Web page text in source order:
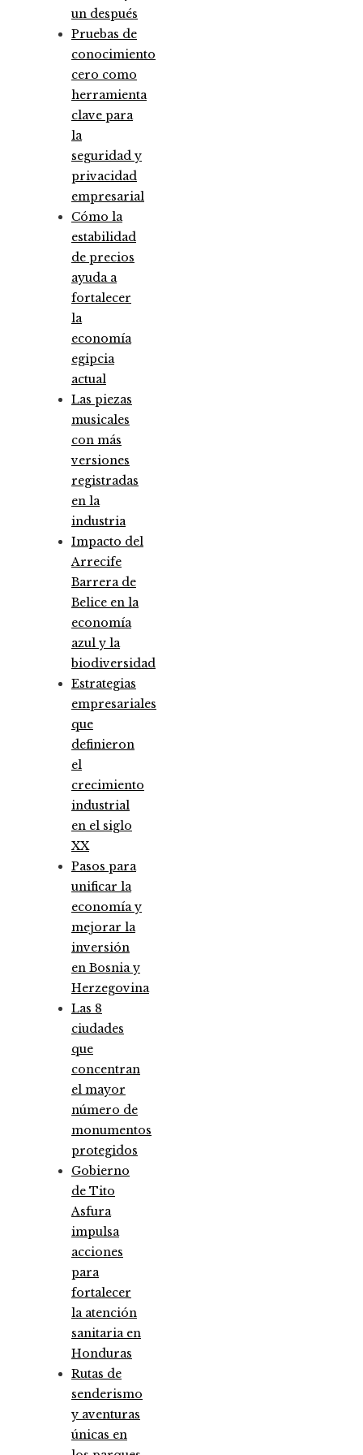
un después
Pruebas de
conocimiento
cero como
herramienta
clave para
la
seguridad y
privacidad
empresarial
Cómo la
estabilidad
de precios
ayuda a
fortalecer
la
economía
egipcia
actual
Las piezas
musicales
con más
versiones
registradas
en la
industria
Impacto del
Arrecife
Barrera de
Belice en la
economía
azul y la
biodiversidad
Estrategias
empresariales
que
definieron
el
crecimiento
industrial
en el siglo
XX
Pasos para
unificar la
economía y
mejorar la
inversión
en Bosnia y
Herzegovina
Las 8
ciudades
que
concentran
el mayor
número de
monumentos
protegidos
Gobierno
de Tito
Asfura
impulsa
acciones
para
fortalecer
la atención
sanitaria en
Honduras
Rutas de
senderismo
y aventuras
únicas en